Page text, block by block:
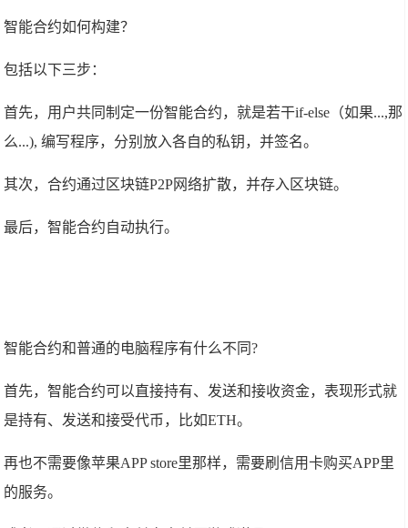
智能合约如何构建？
包括以下三步：
首先，用户共同制定一份智能合约，就是若干if-else（如果...,那
么...), 编写程序，分别放入各自的私钥，并签名。
其次，合约通过区块链P2P网络扩散，并存入区块链。
最后，智能合约自动执行。
智能合约和普通的电脑程序有什么不同?
首先，智能合约可以直接持有、发送和接收资金，表现形式就
是持有、发送和接受代币，比如ETH。
再也不需要像苹果APP store里那样，需要刷信用卡购买APP里
的服务。